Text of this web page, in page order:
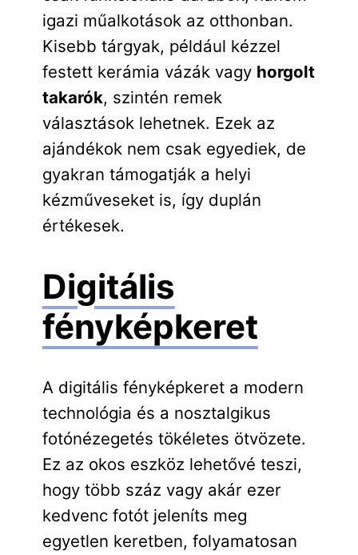
igazi műalkotások az otthonban.
Kisebb tárgyak, például kézzel
festett kerámia vázák vagy horgolt
takarók, szintén remek
választások lehetnek. Ezek az
ajándékok nem csak egyediek, de
gyakran támogatják a helyi
kézműveseket is, így duplán
értékesek.
Digitális
fényképkeret
A digitális fényképkeret a modern
technológia és a nosztalgikus
fotónézegetés tökéletes ötvözete.
Ez az okos eszköz lehetővé teszi,
hogy több száz vagy akár ezer
kedvenc fotót jeleníts meg
egyetlen keretben, folyamatosan